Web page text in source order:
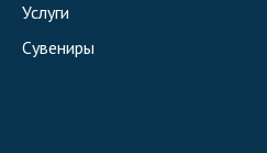
Услуги
Сувениры